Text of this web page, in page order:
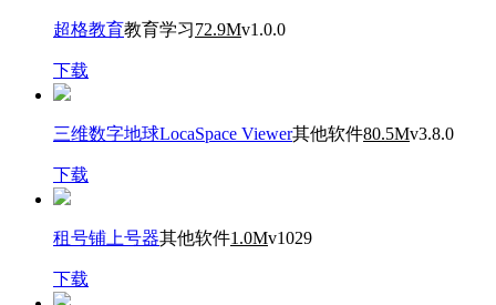
超格教育教育学习72.9Mv1.0.0
下载
三维数字地球LocaSpace Viewer其他软件80.5Mv3.8.0
下载
租号铺上号器其他软件1.0Mv1029
下载